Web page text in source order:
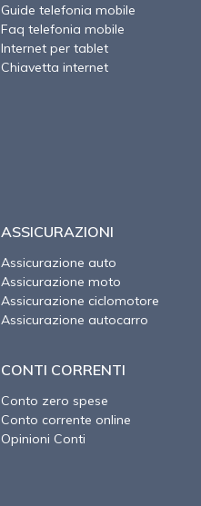
Guide telefonia mobile
Faq telefonia mobile
Internet per tablet
Chiavetta internet
ASSICURAZIONI
Assicurazione auto
Assicurazione moto
Assicurazione ciclomotore
Assicurazione autocarro
CONTI CORRENTI
Conto zero spese
Conto corrente online
Opinioni Conti